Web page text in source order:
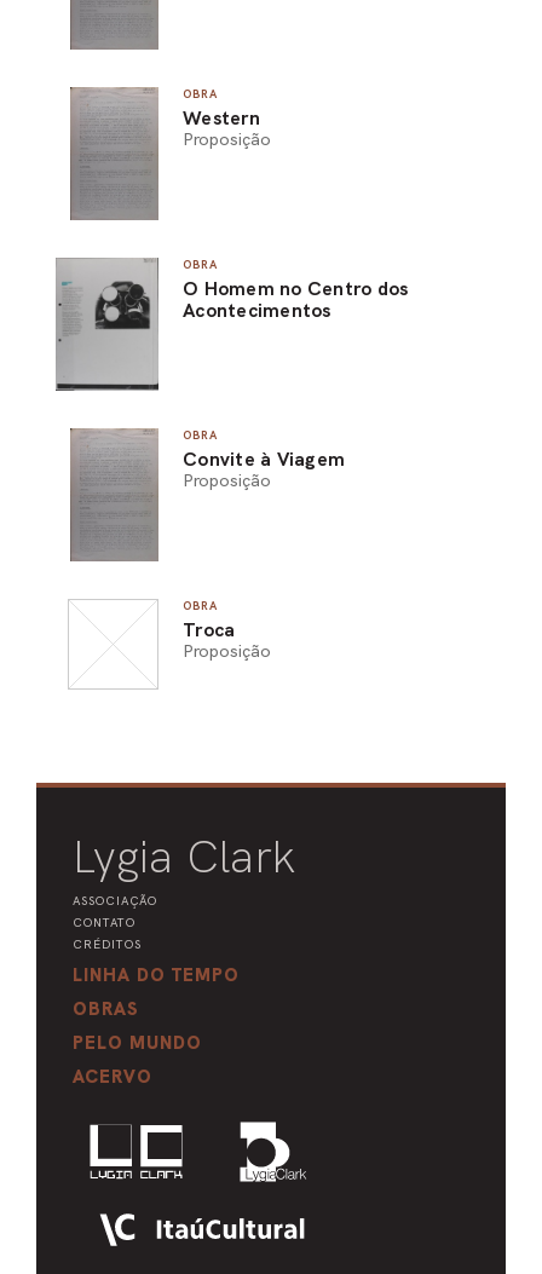
OBRA
Western
Proposição
OBRA
O Homem no Centro dos
Acontecimentos
OBRA
Convite à Viagem
Proposição
OBRA
Troca
Proposição
Lygia Clark
ASSOCIAÇÃO
CONTATO
CRÉDITOS
LINHA DO TEMPO
OBRAS
PELO MUNDO
ACERVO